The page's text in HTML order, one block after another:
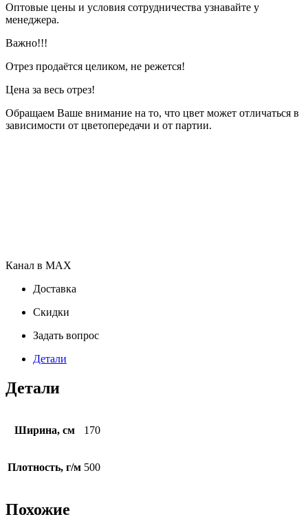
Оптовые цены и условия сотрудничества узнавайте у
менеджера.
Важно!!!
Отрез продаётся целиком, не режется!
Цена за весь отрез!
Обращаем Ваше внимание на то, что цвет может отличаться в
зависимости от цветопередачи и от партии.
Канал в MAX
Доставка
Скидки
Задать вопрос
Детали
Детали
Ширина, см 170
Плотность, г/м 500
Похожие